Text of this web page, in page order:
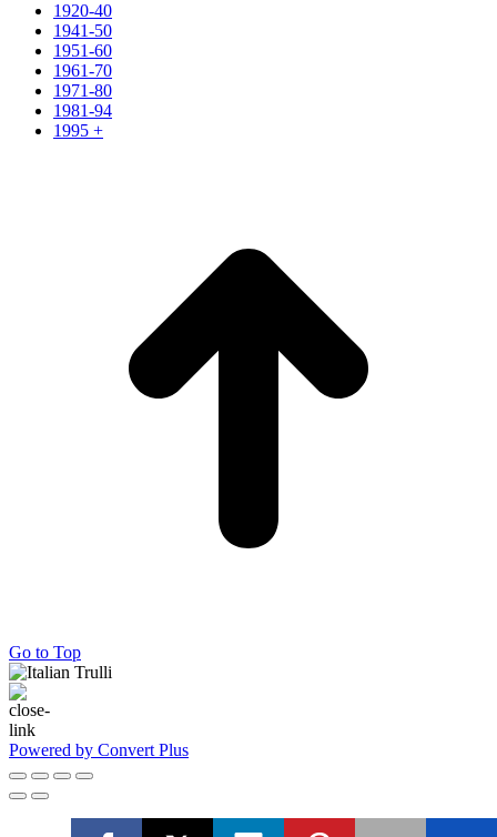
1920-40
1941-50
1951-60
1961-70
1971-80
1981-94
1995 +
Go to Top
Powered by Convert Plus